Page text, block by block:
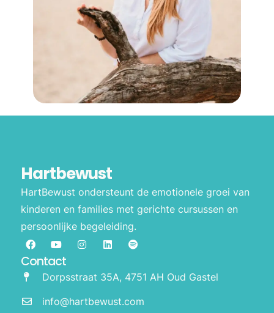
Hartbewust
HartBewust ondersteunt de emotionele groei van
kinderen en families met gerichte cursussen en
persoonlijke begeleiding.
Contact
Dorpsstraat 35A, 4751 AH Oud Gastel
info@hartbewust.com